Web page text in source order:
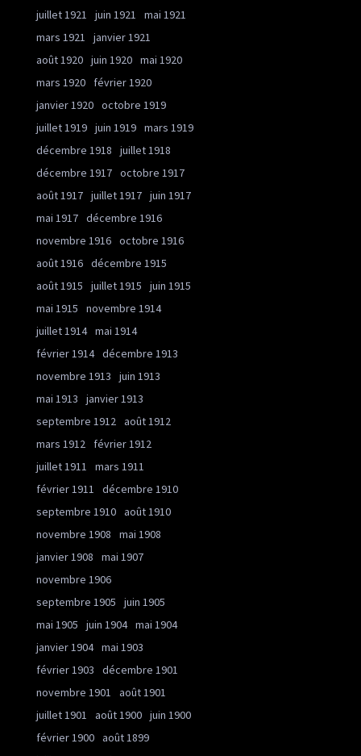
juillet 1921
juin 1921
mai 1921
mars 1921
janvier 1921
août 1920 juin 1920 mai 1920
mars 1920
février 1920
janvier 1920 octobre 1919
juillet 1919 juin 1919 mars 1919
décembre 1918
juillet 1918
décembre 1917 octobre 1917
août 1917 juillet 1917 juin 1917
mai 1917 décembre 1916
novembre 1916 octobre 1916
août 1916 décembre 1915
août 1915
juillet 1915
juin 1915
mai 1915
novembre 1914
juillet 1914 mai 1914
février 1914 décembre 1913
novembre 1913
juin 1913
mai 1913
janvier 1913
septembre 1912 août 1912
mars 1912
février 1912
juillet 1911
mars 1911
février 1911
décembre 1910
septembre 1910 août 1910
novembre 1908
mai 1908
janvier 1908
mai 1907
novembre 1906
septembre 1905
juin 1905
mai 1905
juin 1904 mai 1904
janvier 1904 mai 1903
février 1903
décembre 1901
novembre 1901
août 1901
juillet 1901
août 1900 juin 1900
février 1900 août 1899